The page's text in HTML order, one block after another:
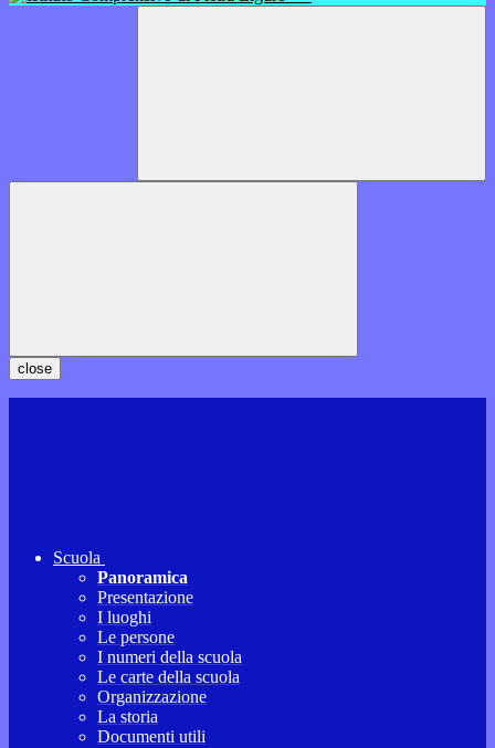
close
Scuola
Panoramica
Presentazione
I luoghi
Le persone
I numeri della scuola
Le carte della scuola
Organizzazione
La storia
Documenti utili